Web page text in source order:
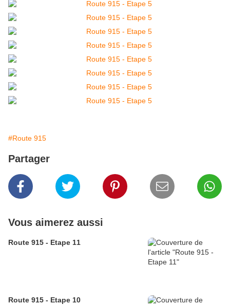
#Route 915
Partager
Vous aimerez aussi
Route 915 - Etape 11
Route 915 - Etape 10